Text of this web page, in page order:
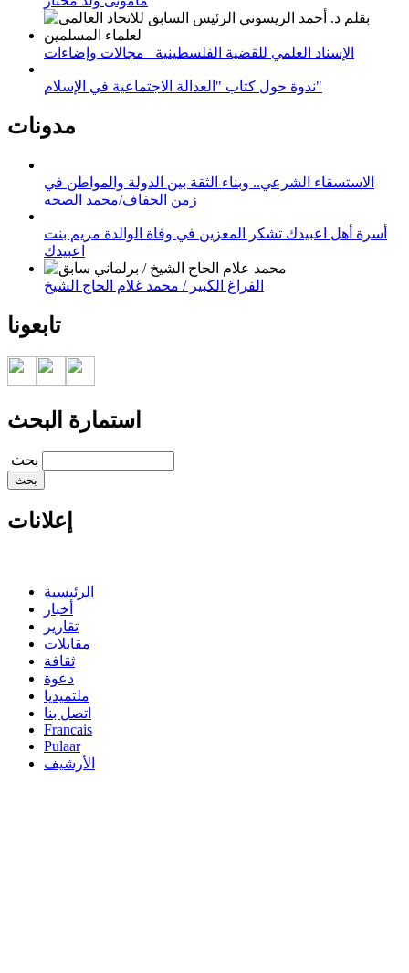
الإسناد العلمي للقضية الفلسطينية_ مجالات وإضاءات
ندوة حول كتاب "العدالة الاجتماعية في الإسلام"
مدونات
الاستسقاء الشرعي.. وبناء الثقة بين الدولة والمواطن في
زمن الجفاف/محمد الصحه
أسرة أهل اعبيدك تشكر المعزين في وفاة الوالدة مريم بنت
اعبيدك
الفراغ الكبير / محمد غلام الحاج الشيخ
تابعونا
استمارة البحث
‏بحث ‏
إعلانات
الرئيسية
أخبار
تقارير
مقابلات
ثقافة
دعوة
ملتميديا
اتصل بنا
Francais
Pulaar
الأرشيف